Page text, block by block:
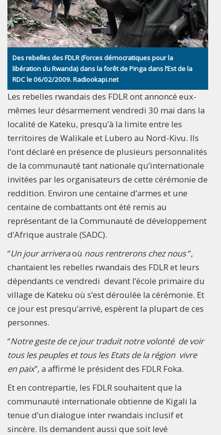
Des rebelles des FDLR (Forces démocratiques pour la
libération du Rwanda) dans la forêt de Pinga dans l’Est de la
RDC le 06/02/2009. Radiookapi.net
Les rebelles rwandais des FDLR ont annoncé eux-
mêmes leur désarmement vendredi 30 mai dans la
localité de Kateku, presqu’à la limite entre les
territoires de Walikale et Lubero au Nord-Kivu. Ils
l’ont déclaré en présence de plusieurs personnalités
de la communauté tant nationale qu’internationale
invitées par les organisateurs de cette cérémonie de
reddition. Environ une centaine d’armes et une
centaine de combattants ont été remis au
représentant de la Communauté de développement
d’Afrique australe (SADC).
“Un jour arriveraoù nous rentrerons chez nous“,
chantaient les rebelles rwandais des FDLR et leurs
dépendants ce vendredi devant l’école primaire du
village de Kateku où s’est déroulée la cérémonie. Et
ce jour est presqu’arrivé, espèrent la plupart de ces
personnes.
“Notre geste de ce jour traduit notre volonté de voir
tous les peuples et tous les Etats de la région vivre
en paix”, a affirmé le président des FDLR Foka.
Et en contrepartie, les FDLR souhaitent que la
communauté internationale obtienne de Kigali la
tenue d’un dialogue inter rwandais inclusif et
sincère. Ils demandent aussi que soit levé